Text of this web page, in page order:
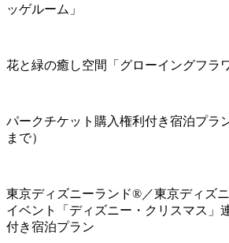
ッゲルーム」
花と緑の癒し空間「グローイングフラ
パークチケット購入権利付き宿泊プラ
まで）
東京ディズニーランド®／東京ディズ
イベント「ディズニー・クリスマス」
付き宿泊プラン